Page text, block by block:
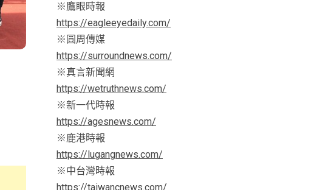
※鷹眼時報
https://eagleeyedaily.com/
※圓周傳媒
https://surroundnews.com/
※真言新聞網
https://wetruthnews.com/
※新一代時報
https://agesnews.com/
※鹿港時報
https://lugangnews.com/
※中台灣時報
https://taiwancnews.com/